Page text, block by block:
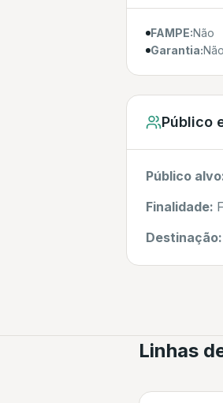
FAMPE:Não
Garantia:
Público
Público
Finalidade:
Destinação:
Linhas